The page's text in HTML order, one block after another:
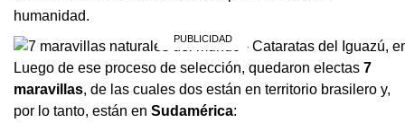
humanidad.
Luego de ese proceso de selección, quedaron electas 7
maravillas, de las cuales dos están en territorio brasilero y,
por lo tanto, están en Sudamérica: